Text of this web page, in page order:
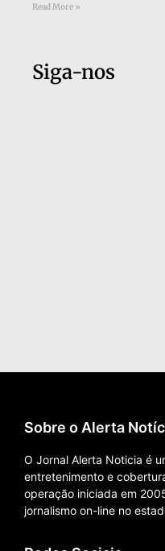
Read More »
Siga-nos
Sobre o Alerta
O Jornal Alerta Noticia é
entretenimento e
operação iniciada em
jornalismo on-line no